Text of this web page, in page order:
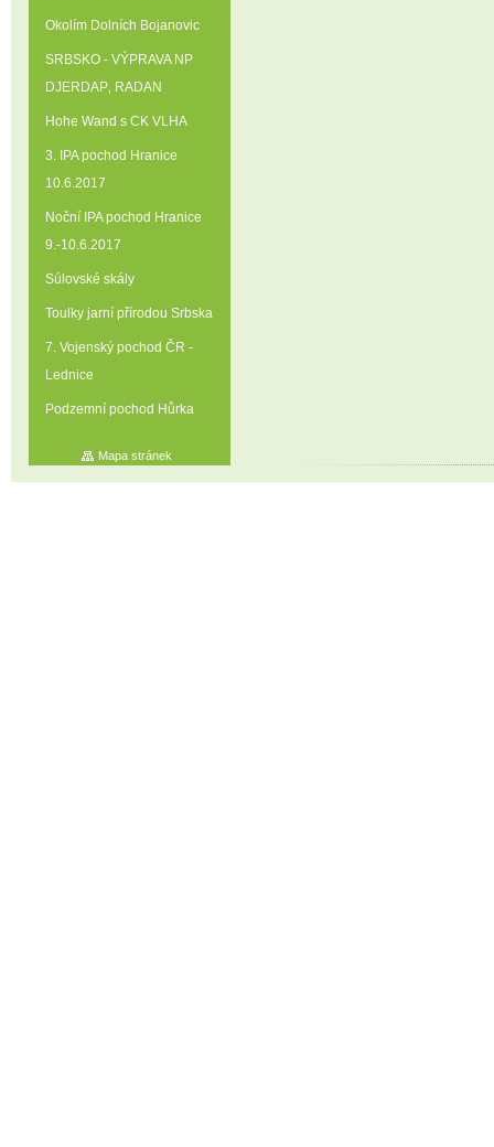
Okolím Dolních Bojanovic
SRBSKO - VÝPRAVA NP
DJERDAP‚ RADAN
Hohe Wand s CK VLHA
3. IPA pochod Hranice
10.6.2017
Noční IPA pochod Hranice
9.-10.6.2017
Súlovské skály
Toulky jarní přírodou Srbska
7. Vojenský pochod ČR -
Lednice
Podzemní pochod Hůrka
Mapa stránek